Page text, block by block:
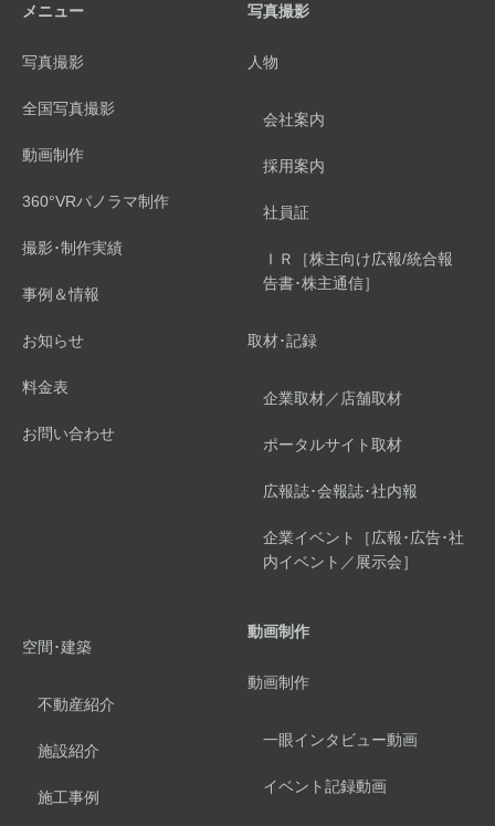
メニュー
写真撮影
全国写真撮影
動画制作
360°VRパノラマ制作
撮影･制作実績
事例＆情報
お知らせ
料金表
お問い合わせ
写真撮影
人物
会社案内
採用案内
社員証
ＩＲ［株主向け広報/統合報
告書･株主通信］
取材･記録
企業取材／店舗取材
ポータルサイト取材
広報誌･会報誌･社内報
企業イベント［広報･広告･社
内イベント／展示会］
空間･建築
不動産紹介
施設紹介
施工事例
動画制作
動画制作
一眼インタビュー動画
イベント記録動画